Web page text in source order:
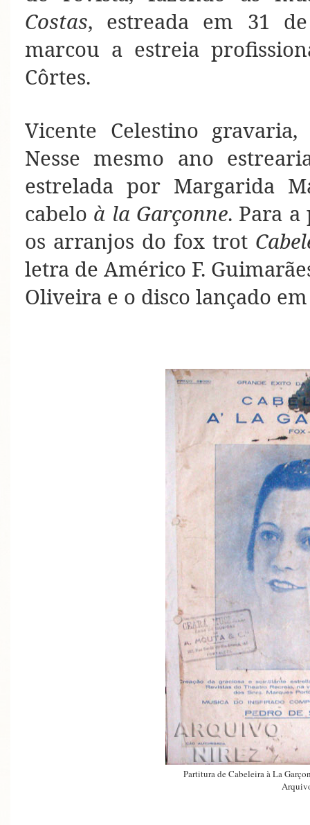
Costas, estreada em 31
marcou a estreia
Côrtes.
Vicente Celestino
Nesse mesmo ano
estrelada por Margarida
cabelo à la Garçonne. Para a
os arranjos do fox trot
letra de Américo F.
Oliveira e o disco lançado em
Partitura de Cabeleira à La